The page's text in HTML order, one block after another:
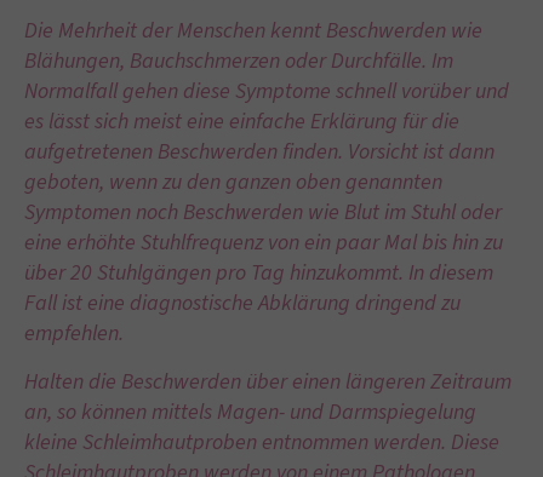
Die Mehrheit der Menschen kennt Beschwerden wie
Blähungen, Bauchschmerzen oder Durchfälle. Im
Normalfall gehen diese Symptome schnell vorüber und
es lässt sich meist eine einfache Erklärung für die
aufgetretenen Beschwerden finden. Vorsicht ist dann
geboten, wenn zu den ganzen oben genannten
Symptomen noch Beschwerden wie Blut im Stuhl oder
eine erhöhte Stuhlfrequenz von ein paar Mal bis hin zu
über 20 Stuhlgängen pro Tag hinzukommt. In diesem
Fall ist eine diagnostische Abklärung dringend zu
empfehlen.
Halten die Beschwerden über einen längeren Zeitraum
an, so können mittels Magen- und Darmspiegelung
kleine Schleimhautproben entnommen werden. Diese